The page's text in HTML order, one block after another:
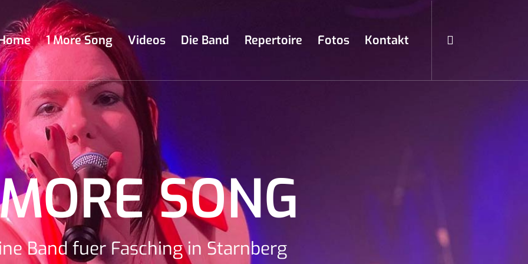
1 More Song Videos Die Band Repertoire Fotos Kontakt
SONG
Band fuer Fasching in Starnberg